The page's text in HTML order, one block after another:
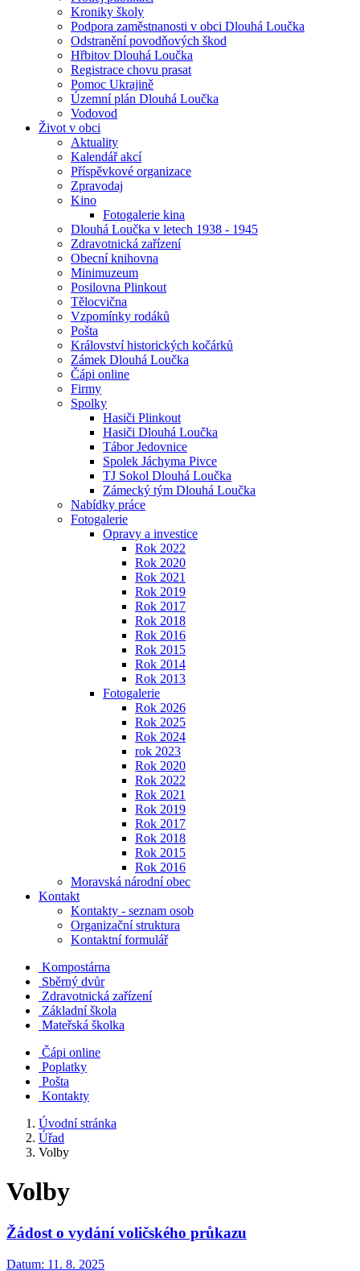
Kroniky školy
Podpora zaměstnanosti v obci Dlouhá Loučka
Odstranění povodňových škod
Hřbitov Dlouhá Loučka
Registrace chovu prasat
Pomoc Ukrajině
Územní plán Dlouhá Loučka
Vodovod
Život v obci
Aktuality
Kalendář akcí
Příspěvkové organizace
Zpravodaj
Kino
Fotogalerie kina
Dlouhá Loučka v letech 1938 - 1945
Zdravotnická zařízení
Obecní knihovna
Minimuzeum
Posilovna Plinkout
Tělocvična
Vzpomínky rodáků
Pošta
Království historických kočárků
Zámek Dlouhá Loučka
Čápi online
Firmy
Spolky
Hasiči Plinkout
Hasiči Dlouhá Loučka
Tábor Jedovnice
Spolek Jáchyma Pivce
TJ Sokol Dlouhá Loučka
Zámecký tým Dlouhá Loučka
Nabídky práce
Fotogalerie
Opravy a investice
Rok 2022
Rok 2020
Rok 2021
Rok 2019
Rok 2017
Rok 2018
Rok 2016
Rok 2015
Rok 2014
Rok 2013
Fotogalerie
Rok 2026
Rok 2025
Rok 2024
rok 2023
Rok 2020
Rok 2022
Rok 2021
Rok 2019
Rok 2017
Rok 2018
Rok 2015
Rok 2016
Moravská národní obec
Kontakt
Kontakty - seznam osob
Organizační struktura
Kontaktní formulář
Kompostárna
Sběrný dvůr
Zdravotnická zařízení
Základní škola
Mateřská školka
Čápi online
Poplatky
Pošta
Kontakty
Úvodní stránka
Úřad
Volby
Volby
Žádost o vydání voličského průkazu
Datum: 11. 8. 2025